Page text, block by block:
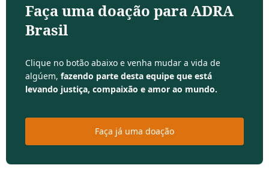
Faça uma doação para ADRA
Brasil
Clique no botão abaixo e venha mudar a vida de
algúem, fazendo parte desta equipe que está
levando justiça, compaixão e amor ao mundo.
Faça já uma doação